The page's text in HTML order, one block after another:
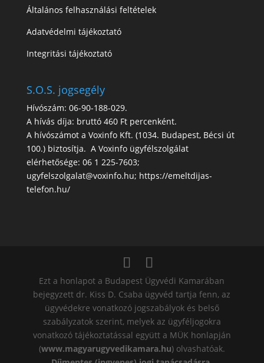
Általános felhasználási feltételek
Adatvédelmi tájékoztató
Integritási tájékoztató
S.O.S. jogsegély
Hívószám: 06-90-188-029.
A hívás díja: bruttó 460 Ft percenként.
A hívószámot a Voxinfo Kft. (1034. Budapest, Bécsi út
100.) biztosítja. A Voxinfo ügyfélszolgálat
elérhetősége: 06 1 225-7603;
ugyfelszolgalat@voxinfo.hu; https://emeltdijas-
telefon.hu/
Ezt a honlapot a Budapest Ügyvédi Kamarában
bejegyzett dr. Kiss D. Csaba ügyvéd tartja fenn, az
ügyvédekre vonatkozó jogszabályok és belső
szabályzatok szerint, melyek az ügyféljogokra
vonatkozó tájékoztatással együtt a MÜK honlapján
(www.magyarugyvedikamara.hu) olvashatóak.